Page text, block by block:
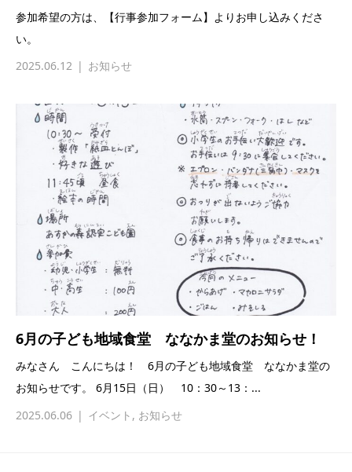
参加希望の方は、【行事参加フォーム】よりお申し込みくださ
い。
2025.06.12
お知らせ
6月の子ども地域食堂 ななかま堂のお知らせ！
みなさん こんにちは！ 6月の子ども地域食堂 ななかま堂の
お知らせです。 6月15日（日） 10：30～13：...
2025.06.06
イベント , お知らせ